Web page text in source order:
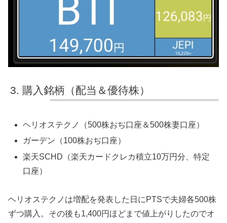
購入銘柄（配当＆優待株）
ヘリオステクノ（500株おぢ口座＆500株妻口座）
ガーデン（100株おぢ口座）
楽天SCHD（楽天カードクレカ積立10万円分、特定
口座）
ヘリオステクノは増配を発表した日にPTSで夫婦各500株
ずつ購入。その後も1,400円ほどまで値上がりしたのでオ